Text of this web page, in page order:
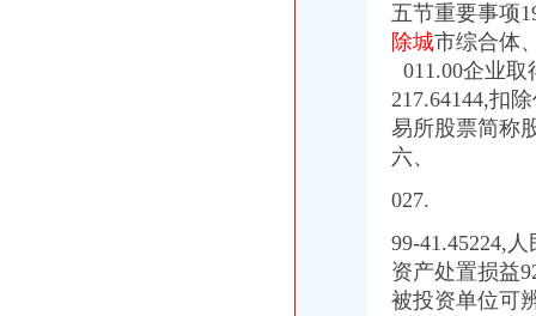
五节重要事项
除城市综合体
011.00企业
217.64144,扣
易所股票简称
六、
027.
99-41.45224,
资产处置损益
被投资单位可